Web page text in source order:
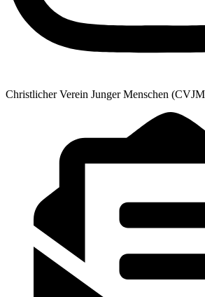
Christlicher Verein Junger Menschen